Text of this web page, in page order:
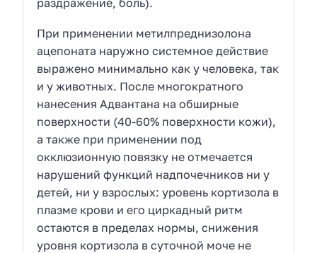
раздражение, боль).
При применении метилпреднизолона
ацепоната наружно системное действие
выражено минимально как у человека, так
и у животных. После многократного
нанесения Адвантана на обширные
поверхности (40-60% поверхности кожи),
а также при применении под
окклюзионную повязку не отмечается
нарушений функций надпочечников ни у
детей, ни у взрослых: уровень кортизола в
плазме крови и его циркадный ритм
остаются в пределах нормы, снижения
уровня кортизола в суточной моче не